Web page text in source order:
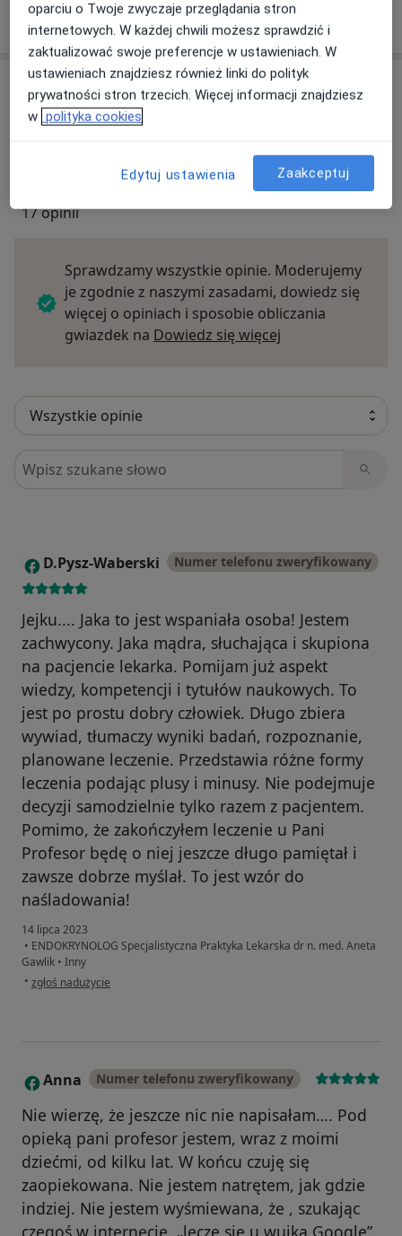
Szukaj specjalistów według ubezpieczenia
Opinie
17 opinii
Sprawdzamy wszystkie opinie. Moderujemy
je zgodnie z naszymi zasadami, dowiedz się
więcej o opiniach i sposobie obliczania
gwiazdek na Dowiedz się więcej
Szukaj w opiniach
D D.Pysz-Waberski Numer telefonu zweryfikowany
Jejku.... Jaka to jest wspaniała osoba! Jestem
zachwycony. Jaka mądra, słuchająca i skupiona
na pacjencie lekarka. Pomijam już aspekt
wiedzy, kompetencji i tytułów naukowych. To
jest po prostu dobry człowiek. Długo zbiera
wywiad, tłumaczy wyniki badań, rozpoznanie,
planowane leczenie. Przedstawia różne formy
leczenia podając plusy i minusy. Nie podejmuje
decyzji samodzielnie tylko razem z pacjentem.
Pomimo, że zakończyłem leczenie u Pani
Profesor będę o niej jeszcze długo pamiętał i
zawsze dobrze myślał. To jest wzór do
naśladowania!
14 lipca 2023
• ENDOKRYNOLOG Specjalistyczna Praktyka Lekarska dr n. med. Aneta
Gawlik • Inny
• w opinii użytkownika D.Pysz-Waberski
zgłoś nadużycie
A Anna Numer telefonu zweryfikowany
Nie wierzę, że jeszcze nic nie napisałam…. Pod
opieką pani profesor jestem, wraz z moimi
dziećmi, od kilku lat. W końcu czuję się
zaopiekowana. Nie jestem natrętem, jak gdzie
indziej. Nie jestem wyśmiewana, że , szukając
czegoś w internecie, „leczę się u wujka Google”.
oparciu o Twoje zwyczaje przeglądania stron
internetowych. W każdej chwili możesz sprawdzić i
zaktualizować swoje preferencje w ustawieniach. W
ustawieniach znajdziesz również linki do polityk
prywatności stron trzecich. Więcej informacji znajdziesz
w polityka cookies
Edytuj ustawienia Zaakceptuj